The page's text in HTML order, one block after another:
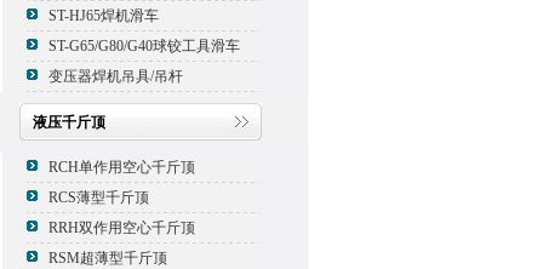
ST-HJ65焊机滑车
ST-G65/G80/G40球铰工具滑车
变压器焊机吊具/吊杆
液压千斤顶
RCH单作用空心千斤顶
RCS薄型千斤顶
RRH双作用空心千斤顶
RSM超薄型千斤顶